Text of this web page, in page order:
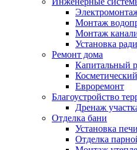
Монтаж
Монтаж
Установка
Ремонт дома
Капитальный
Евроремонт
Благоустройство
Дренаж
Отделка бани
Установка
Отделка